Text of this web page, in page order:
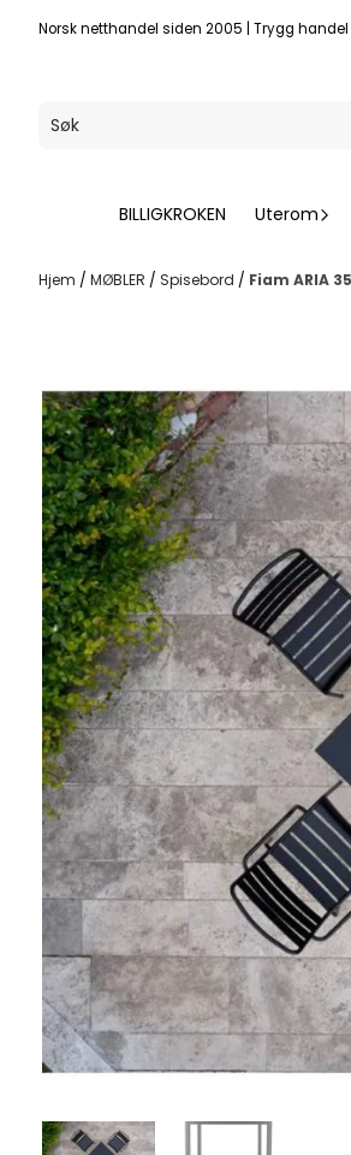
Hopp til innhold
Norsk netthandel siden 2005 Trygg
BILLIGKROKEN Uterom
Hjem / MØBLER / Spisebord / Fiam ARIA